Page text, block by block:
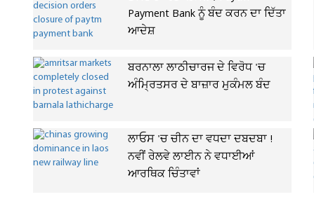
Payment Bank ਨੂੰ ਬੰਦ ਕਰਨ ਦਾ ਦਿੱਤਾ
ਆਦੇਸ਼
ਬਰਨਾਲਾ ਲਾਠੀਚਾਰਜ ਦੇ ਵਿਰੋਧ 'ਚ
ਅੰਮ੍ਰਿਤਸਰ ਦੇ ਬਾਜ਼ਾਰ ਮੁਕੰਮਲ ਬੰਦ
ਲਾਓਸ 'ਚ ਚੀਨ ਦਾ ਵਧਦਾ ਦਬਦਬਾ !
ਨਵੀਂ ਰੇਲਵੇ ਲਾਈਨ ਨੇ ਵਧਾਈਆਂ
ਆਰਥਿਕ ਚਿੰਤਾਵਾਂ